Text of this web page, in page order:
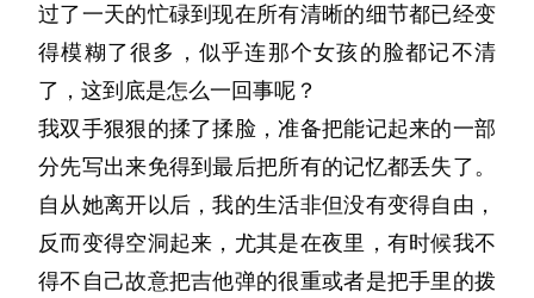
搬到我这来的那段时间吗？”我点头。“在那之
前，我总觉得世界不过如此，成为别人口中的天
才也只是顺其自然。但是你的到来，让我彻底理
解到自己是多么愚蠢。”看到我不解的神情，她
不禁释怀地笑了。“你根本不知道你自己有多特
别。我第一次知道，原来文字可以这么纯粹，原
来文字也可以细腻到人心深处。那时候我已经很
久没写出让自己满意的东西了。而你每天都在
样，他说：“你画完之后比较愿意说话，再跟你
说话你会更开心。”这是不是爱呢？我不确定。
但是我想象了一下没有他的日子，我会很失落。
我今天早上做了个梦。梦见自己站在我小时候说
话的那块礁石上。海星不见了，但是海水还是反
反复复。我蹲下去，对着海水说：“我回来了。”
醒来的时候泪水已然湿润了眼睛，但是我不难
掉，我让院长可以随意处置。
到家时，看到楼下的窗户灯火通明，我就知道是
博文回来了，顺带去打声招呼。老人家睡得早，
但孩子可就不满足，便带他到自己屋子。
刚好有两个游戏机，打了两三小时，博文眼皮都
睁不开了。我便拎着他到阿然的房间，我总会定
期打扫的。
由我来拥有吧。我为只有我能理解他的阴晴而窃
喜，所以如果他的翅膀被折断的话，就让我成为
他的新翅膀吧。比翼鸟只有两只同心一体的时
候，才能挣扎着飞向天空。
去年我生了场大病，躺在卧室，望了漫长的白点
于窗外纷纷落下。为了维持生机的他比平常要更
晚回家，于是房间里只有簌簌的落雪声。
体启动了汽车。袁丽好奇的看向副驾驶位，那里
摆放着一张塑封的司机信息卡。卡上的司机师傅
比现实中要年轻不少，不知道是照片拍得早还是
PS太厉害的原因。照片下面的姓名栏里，两个字
褪色的厉害，只能模模糊糊看出第一个字是
“魏”。
“魏师傅对西京医院很熟？”袁丽不是个喜欢社交
的人，但不知道为什么今天却主动开始攀谈。
啤酒罐子瞄准了五步之外的垃圾桶，用力过猛，
啤酒罐子啪嗒一声砸在了垃圾桶边弹到了一个姑
娘的脚上。
更巧的是那个罐子居然还有剩余，流出的啤酒，
不，具体一点应该是夹着陈墨口水的啤酒结结实
实的浇在那个姑娘的脚上。
“啊！”一声，陈墨叫了起来，摇摇晃晃的站起
过了一天的忙碌到现在所有清晰的细节都已经变
得模糊了很多，似乎连那个女孩的脸都记不清
了，这到底是怎么一回事呢？
我双手狠狠的揉了揉脸，准备把能记起来的一部
分先写出来免得到最后把所有的记忆都丢失了。
自从她离开以后，我的生活非但没有变得自由，
反而变得空洞起来，尤其是在夜里，有时候我不
得不自己故意把吉他弹的很重或者是把手里的拨